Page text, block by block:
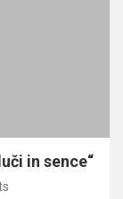
in sence“